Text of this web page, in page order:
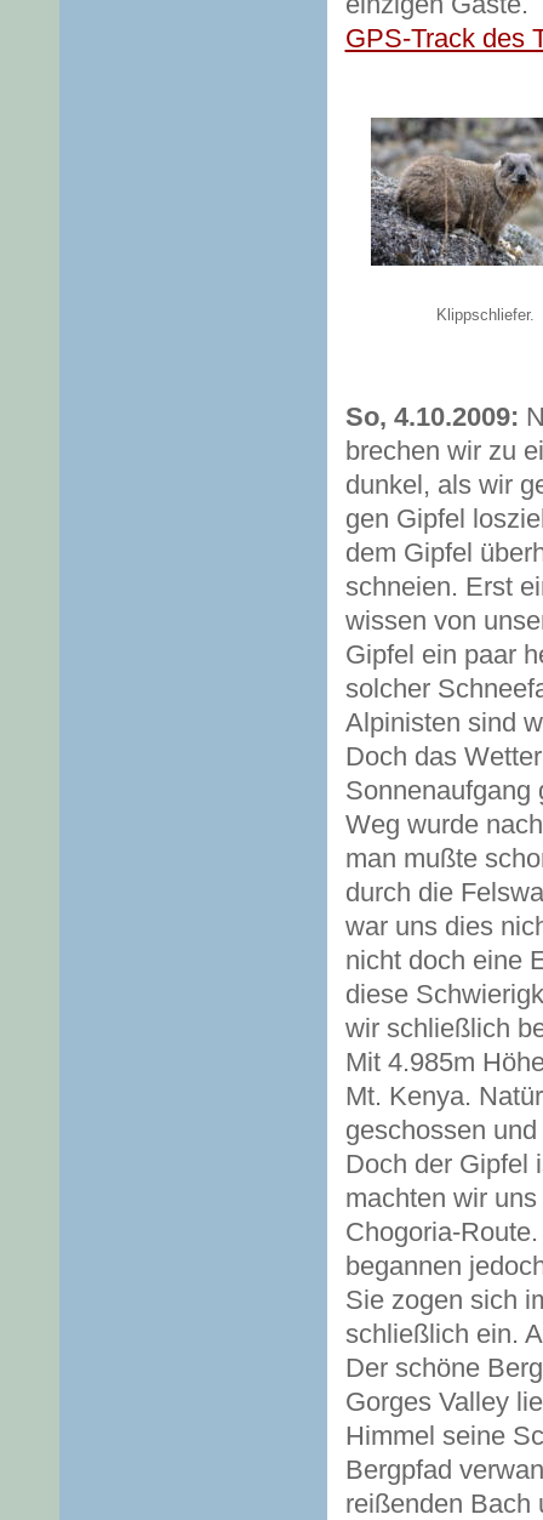
GPS-Track des
Klippschliefer.
So, 4.10.2009:
brechen wir zu
dunkel, als wir
gen Gipfel
dem Gipfel
schneien. Erst
wissen von
Gipfel ein paar
solcher
Alpinisten sind
Doch das
Sonnenaufgang
Weg wurde
man mußte
durch die
war uns dies
nicht doch eine
diese
wir schließlich
Mit 4.985m
Mt. Kenya.
geschossen
Doch der Gipfel
machten wir
Chogoria-
begannen
Sie zogen sich
schließlich ein.
Der schöne
Gorges Valley
Himmel seine
Bergpfad
reißenden Bach